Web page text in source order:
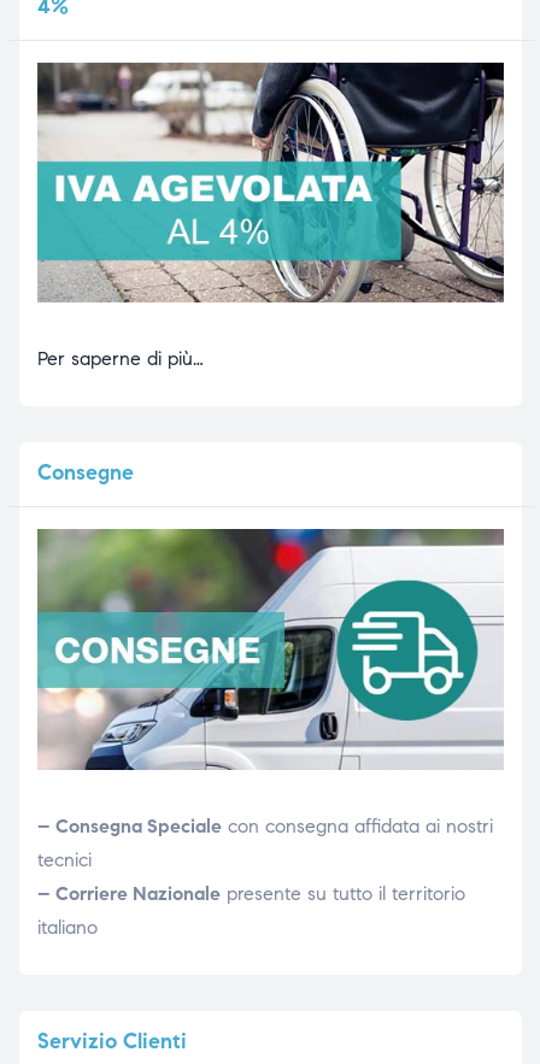
4%
Per saperne di più…
Consegne
– Consegna Specialecon consegna affidata ai nostri
tecnici
– Corriere Nazionalepresente su tutto il territorio
italiano
ServizioClienti